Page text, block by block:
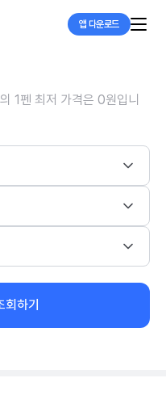
앱 다운로드
1펜 최저 가격은 0원입니
하기